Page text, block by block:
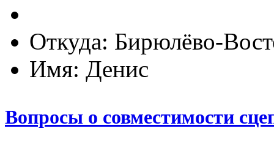
Откуда: Бирюлёво-
Имя: Денис
Вопросы о совместимости